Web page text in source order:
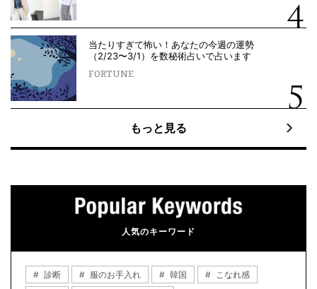
当たりすぎて怖い！あなたの今週の運勢
（2/23〜3/1）を数秘術占いで占います
FORTUNE
もっと見る
人気のキーワード
診断 服のお手入れ 韓国
こなれ感